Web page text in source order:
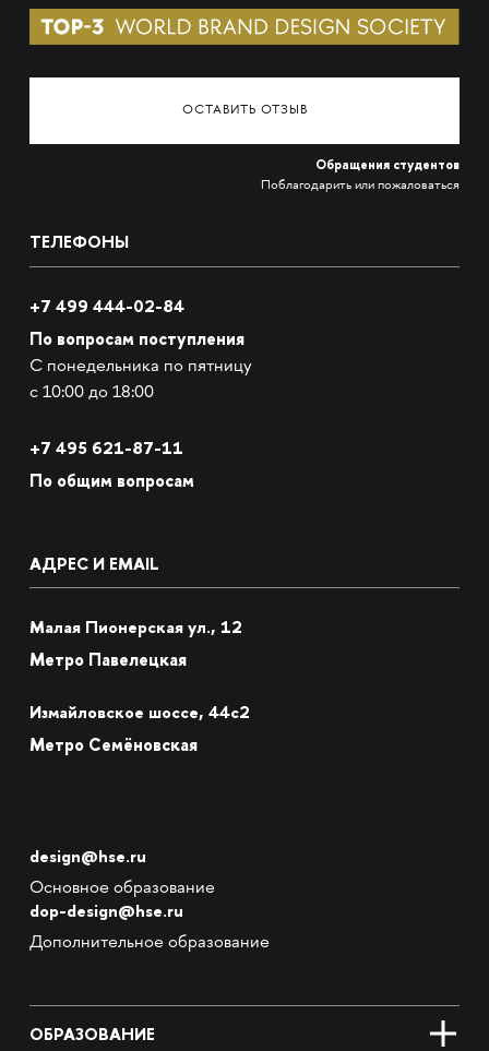
ОСТАВИТЬ ОТЗЫВ
Обращения студентов
Поблагодарить или пожаловаться
ТЕЛЕФОНЫ
+7 499 444-02-84
По вопросам поступления
С понедельника по пятницу
с 10:00 до 18:00
+7 495 621-87-11
По общим вопросам
АДРЕС И EMAIL
Малая Пионерская ул., 12
Метро Павелецкая
Измайловское шоссе, 44с2
Метро Семёновская
design@hse.ru
Основное образование
dop-design@hse.ru
Дополнительное образование
ОБРАЗОВАНИЕ